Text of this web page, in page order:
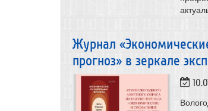
Журнал
прогноз» в зеркале